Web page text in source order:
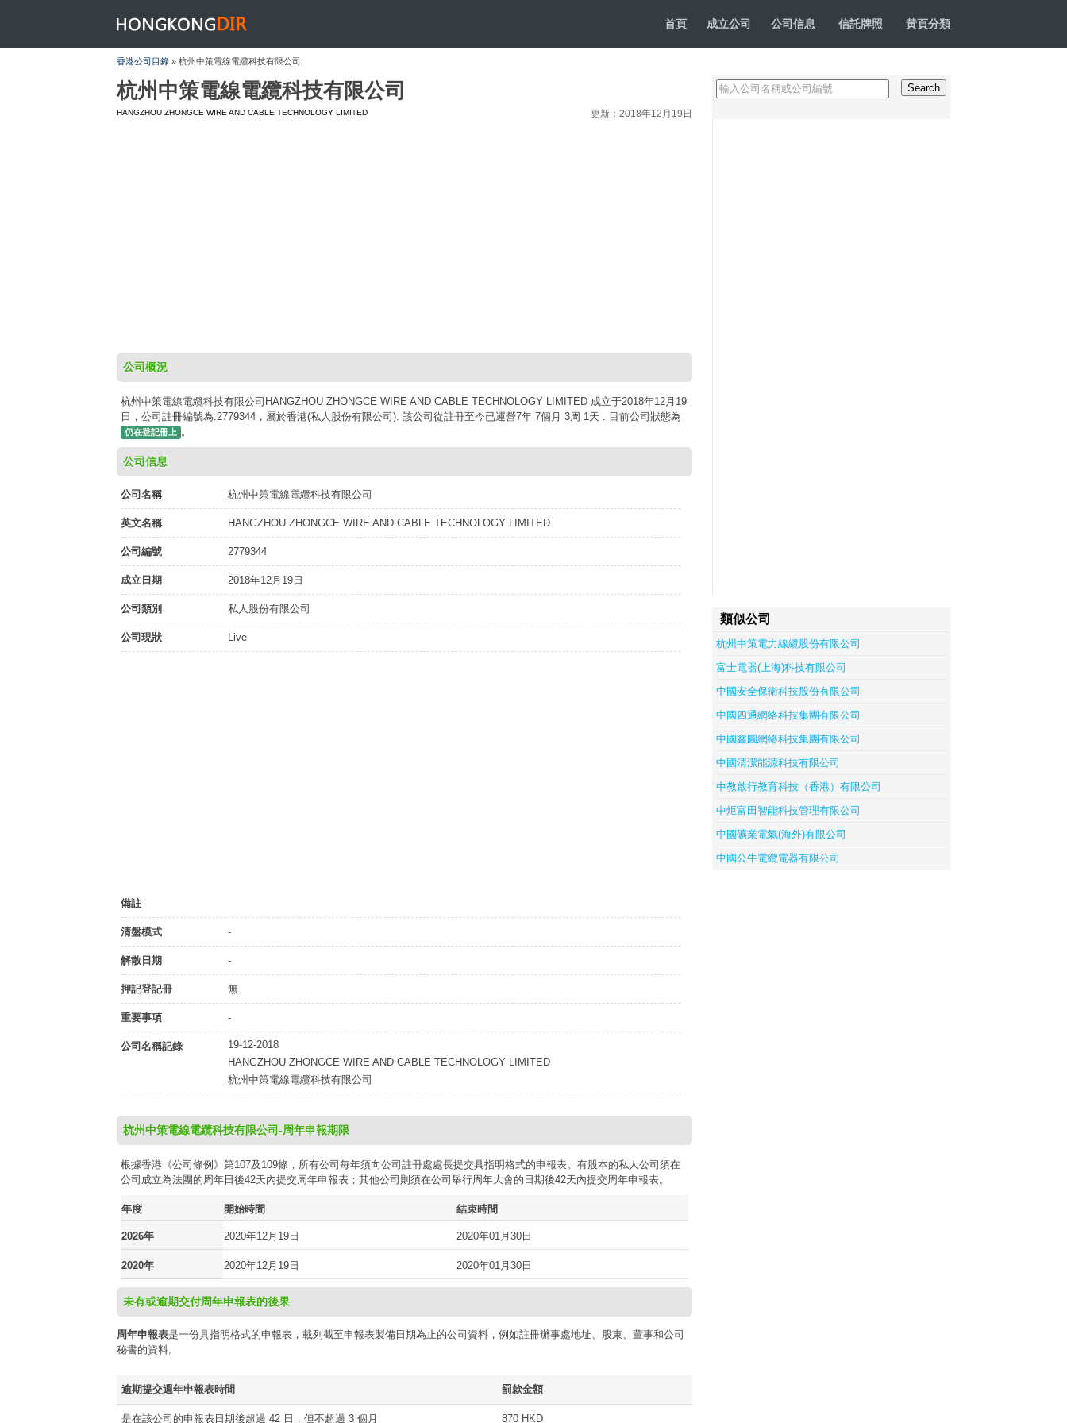
HONGKONGDIR 首頁 成立公司 公司信息 信託牌照 黃頁分類
香港公司目錄 » 杭州中策電線電纜科技有限公司
杭州中策電線電纜科技有限公司
HANGZHOU ZHONGCE WIRE AND CABLE TECHNOLOGY LIMITED 更新：2018年12月19日
公司概況
杭州中策電線電纜科技有限公司HANGZHOU ZHONGCE WIRE AND CABLE TECHNOLOGY LIMITED 成立于2018年12月19
日，公司註冊編號為:2779344，屬於香港(私人股份有限公司). 該公司從註冊至今已運營7年 7個月 3周 1天 . 目前公司狀態為
仍在登記冊上 。
公司信息
公司名稱 杭州中策電線電纜科技有限公司
英文名稱 HANGZHOU ZHONGCE WIRE AND CABLE TECHNOLOGY LIMITED
公司編號 2779344
成立日期 2018年12月19日
公司類別 私人股份有限公司
公司現狀 Live
備註
清盤模式 -
解散日期 -
押記登記冊 無
重要事項 -
公司名稱記錄
19-12-2018
HANGZHOU ZHONGCE WIRE AND CABLE TECHNOLOGY LIMITED
杭州中策電線電纜科技有限公司
杭州中策電線電纜科技有限公司-周年申報期限
根據香港《公司條例》第107及109條，所有公司每年須向公司註冊處處長提交具指明格式的申報表。有股本的私人公司須在
公司成立為法團的周年日後42天內提交周年申報表；其他公司則須在公司舉行周年大會的日期後42天內提交周年申報表。
年度 開始時間 結束時間
2026年 2020年12月19日 2020年01月30日
2020年 2020年12月19日 2020年01月30日
未有或逾期交付周年申報表的後果
周年申報表是一份具指明格式的申報表，載列截至申報表製備日期為止的公司資料，例如註冊辦事處地址、股東、董事和公司
秘書的資料。
逾期提交週年申報表時間 罰款金額
是在該公司的申報表日期後超過 42 日，但不超過 3 個月 870 HKD
類似公司
杭州中策電力線纜股份有限公司
富士電器(上海)科技有限公司
中國安全保衛科技股份有限公司
中國四通網絡科技集團有限公司
中國鑫圓網絡科技集團有限公司
中國清潔能源科技有限公司
中教啟行教育科技（香港）有限公司
中炬富田智能科技管理有限公司
中國礦業電氣(海外)有限公司
中國公牛電纜電器有限公司